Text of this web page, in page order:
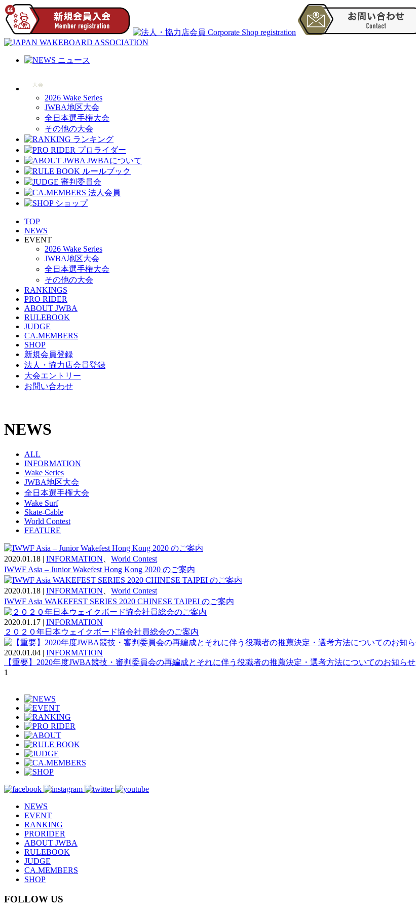
2026 Wake Series
JWBA地区大会
全日本選手権大会
その他の大会
TOP
NEWS
EVENT
2026 Wake Series
JWBA地区大会
全日本選手権大会
その他の大会
RANKINGS
PRO RIDER
ABOUT JWBA
RULEBOOK
JUDGE
CA.MEMBERS
SHOP
新規会員登録
法人・協力店会員登録
大会エントリー
お問い合わせ
NEWS
ALL
INFORMATION
Wake Series
JWBA地区大会
全日本選手権大会
Wake Surf
Skate-Cable
World Contest
FEATURE
2020.01.18 | INFORMATION
World Contest
IWWF Asia – Junior Wakefest Hong Kong 2020 のご案内
2020.01.18 | INFORMATION
World Contest
IWWF Asia WAKEFEST SERIES 2020 CHINESE TAIPEI のご案内
2020.01.17 | INFORMATION
２０２０年日本ウェイクボード協会社員総会のご案内
2020.01.04 | INFORMATION
【重要】2020年度JWBA競技・審判委員会の再編成とそれに伴う役職者の推薦決定・選考方法についてのお知らせ
1
NEWS
EVENT
RANKING
PRORIDER
ABOUT JWBA
RULEBOOK
JUDGE
CA.MEMBERS
SHOP
FOLLOW US